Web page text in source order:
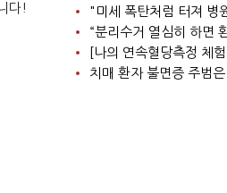
다!
"미세 폭탄처럼 터져 병
“분리수거 열심히 하면
[나의 연속혈당측정 체
치매 환자 불면증 주범